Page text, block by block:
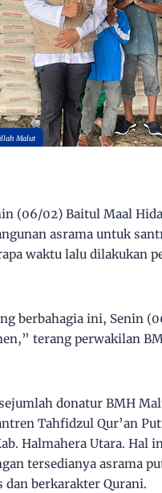
Malut
(06/02) Baitul Maal
asrama untuk
waktu lalu dilakukan
berbahagia ini, Senin
terang perwakilan
donatur BMH
Tahfidzul Qur’an
Halmahera Utara.
tersedianya asrama
dan berkarakter Qurani.